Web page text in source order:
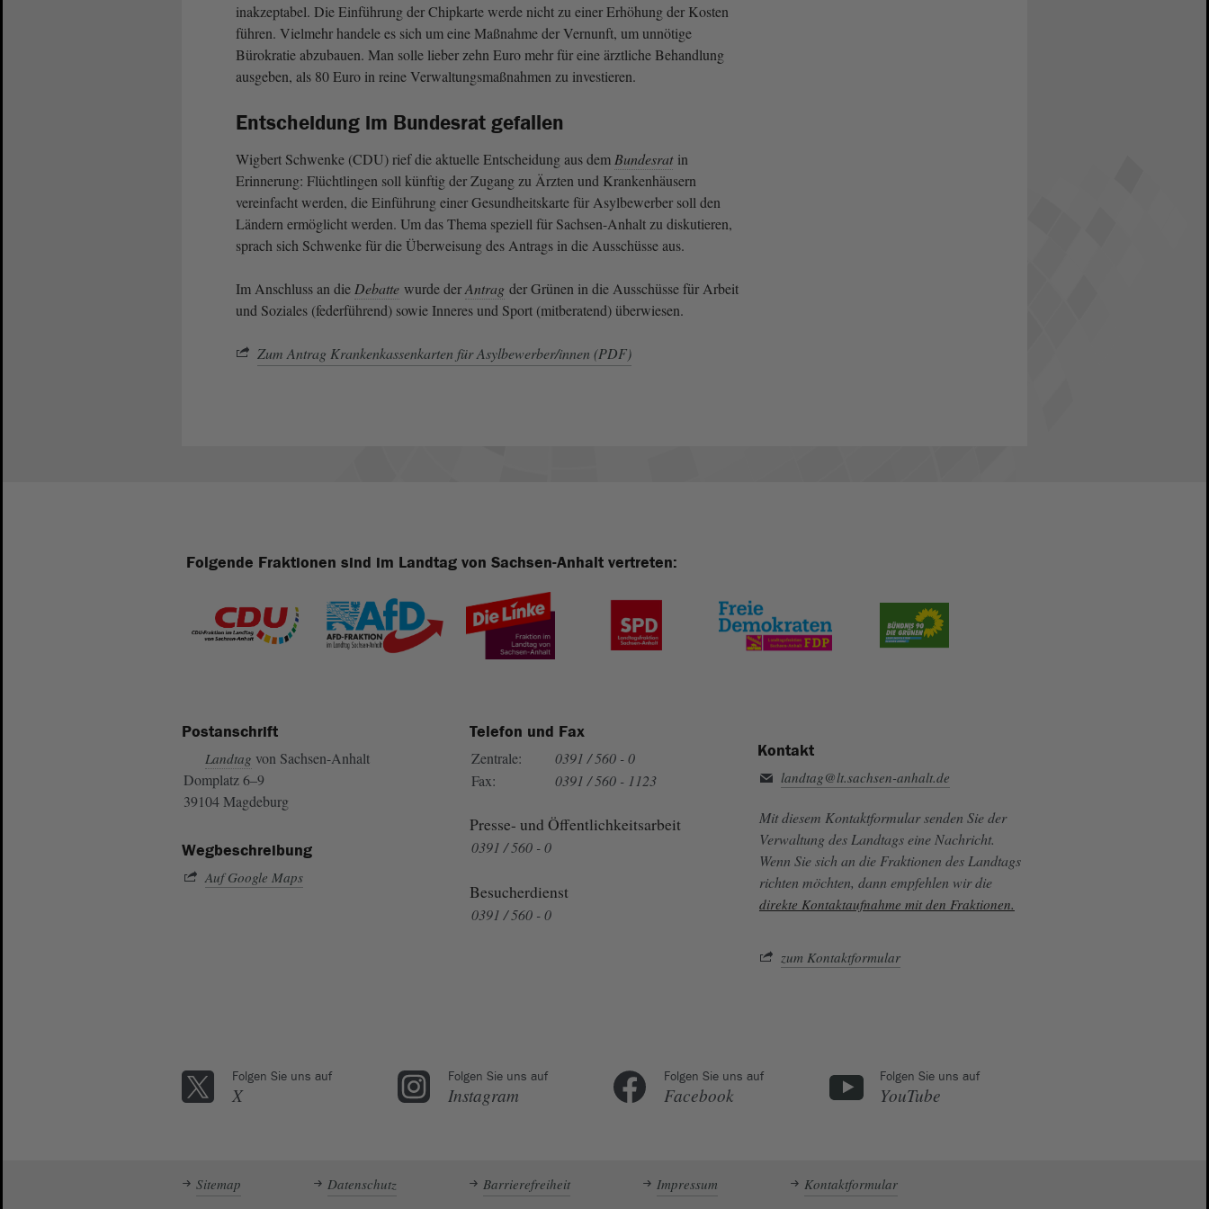
inakzeptabel. Die Einführung der Chipkarte werde nicht zu einer Erhöhung der Kosten
führen. Vielmehr handele es sich um eine Maßnahme der Vernunft, um unnötige
Bürokratie abzubauen. Man solle lieber zehn Euro mehr für eine ärztliche Behandlung
ausgeben, als 80 Euro in reine Verwaltungsmaßnahmen zu investieren.
Entscheidung im Bundesrat gefallen
Wigbert Schwenke (CDU) rief die aktuelle Entscheidung aus dem Bundesrat in
Erinnerung: Flüchtlingen soll künftig der Zugang zu Ärzten und Krankenhäusern
vereinfacht werden, die Einführung einer Gesundheitskarte für Asylbewerber soll den
Ländern ermöglicht werden. Um das Thema speziell für Sachsen-Anhalt zu diskutieren,
sprach sich Schwenke für die Überweisung des Antrags in die Ausschüsse aus.
Im Anschluss an die Debatte wurde derAntrag der Grünen in die Ausschüsse für Arbeit
und Soziales (federführend) sowie Inneres und Sport (mitberatend) überwiesen.
Zum Antrag Krankenkassenkarten für Asylbewerber/innen (PDF)
Folgende Fraktionen sind im Landtag von Sachsen-Anhalt vertreten:
Postanschrift
Landtag von Sachsen-Anhalt
Domplatz 6–9
39104 Magdeburg
Wegbeschreibung
Auf Google Maps
Telefon und Fax
Zentrale:
0391 / 560 - 0
Fax:
0391 / 560 - 1123
Presse- und Öffentlichkeitsarbeit
0391 / 560 - 0
Besucherdienst
0391 / 560 - 0
Kontakt
landtag@lt.sachsen-anhalt.de
Mit diesem Kontaktformular senden Sie der
Verwaltung des Landtags eine Nachricht.
Wenn Sie sich an die Fraktionen des Landtags
richten möchten, dann empfehlen wir die
direkte Kontaktaufnahme mit den Fraktionen.
zum Kontaktformular
Folgen Sie uns auf
X
Folgen Sie uns auf
Instagram
Folgen Sie uns auf
Facebook
Folgen Sie uns auf
YouTube
Sitemap Datenschutz Barrierefreiheit Impressum Kontaktformular